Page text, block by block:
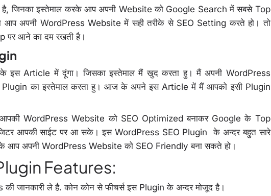
जिनका इस्तेमाल करके आप अपनी Website को Google Search में सबसे Top
आप अपनी WordPress Website में सही तरीके से SEO Setting करते हो। तो
आने का दम रखती है।
इस Article में दूंगा। जिसका इस्तेमाल मैं खुद करता हु। मैं अपनी WordPress
का इस्तेमाल करता हु। आज के अपने इस Article में मैं आपको इसी Plugin
WordPress Website को SEO Optimized बनाकर Google के Top
आपकी साईट पर आ सके। इस WordPress SEO Plugin के अन्दर बहुत सारे
आप अपनी WordPress Website को SEO Friendly बना सकते हो।
Features:
जानकारी ले है. कोन कोन से फीचर्स इस Plugin के अन्दर मोजूद है।